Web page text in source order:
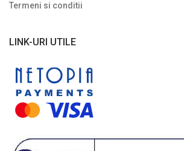
Termeni si conditii
LINK-URI UTILE